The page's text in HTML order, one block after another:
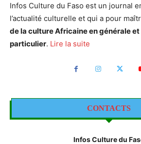
Infos Culture du Faso est un journal
l’actualité culturelle et qui a pour
de la culture Africaine en générale
particulier. Lire la suite
CONTACTS
Infos Culture du